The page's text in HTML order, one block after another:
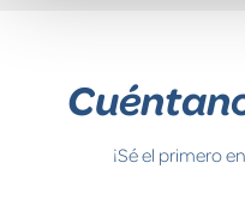
¡Sé el primero